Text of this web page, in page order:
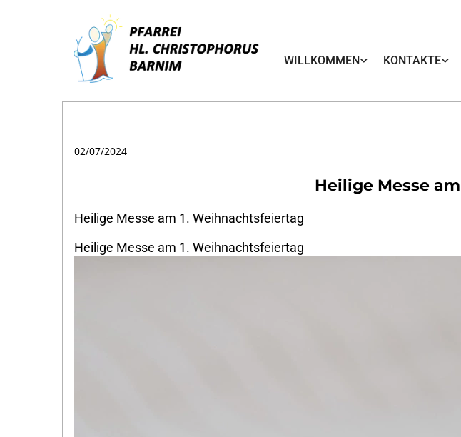
WILLKOMMEN KONTAKTE
02/07/2024
Heilige Messe
Heilige Messe am 1. Weihnachtsfeiertag
Heilige Messe am 1. Weihnachtsfeiertag